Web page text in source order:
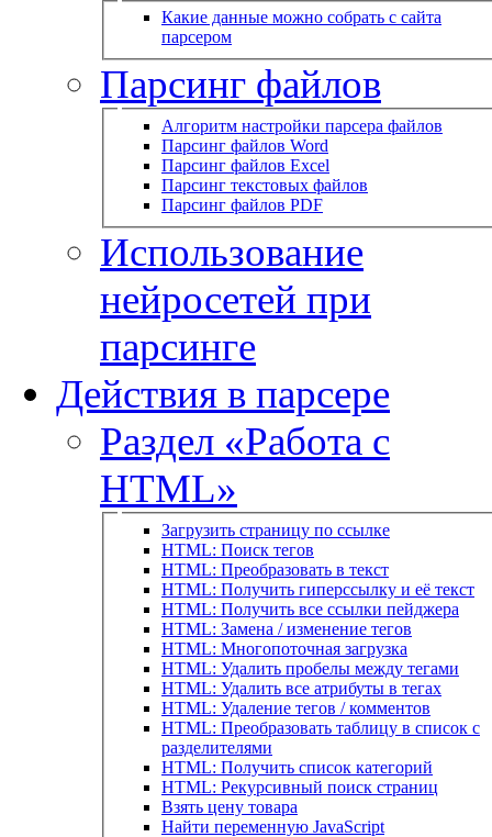
Какие данные можно собрать с сайта
парсером
Парсинг файлов
Алгоритм настройки парсера файлов
Парсинг файлов Word
Парсинг файлов Excel
Парсинг текстовых файлов
Парсинг файлов PDF
Использование
нейросетей при
парсинге
Действия в парсере
Раздел «Работа с
HTML»
Загрузить страницу по ссылке
HTML: Поиск тегов
HTML: Преобразовать в текст
HTML: Получить гиперссылку и её текст
HTML: Получить все ссылки пейджера
HTML: Замена / изменение тегов
HTML: Многопоточная загрузка
HTML: Удалить пробелы между тегами
HTML: Удалить все атрибуты в тегах
HTML: Удаление тегов / комментов
HTML: Преобразовать таблицу в список с
разделителями
HTML: Получить список категорий
HTML: Рекурсивный поиск страниц
Взять цену товара
Найти переменную JavaScript